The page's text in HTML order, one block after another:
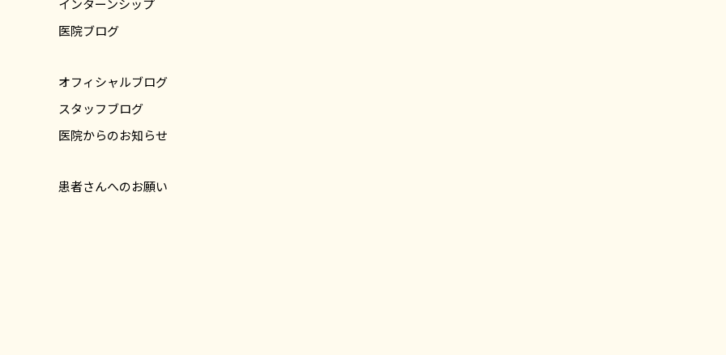
インターンシップ
医院ブログ
オフィシャルブログ
スタッフブログ
医院からのお知らせ
患者さんへのお願い